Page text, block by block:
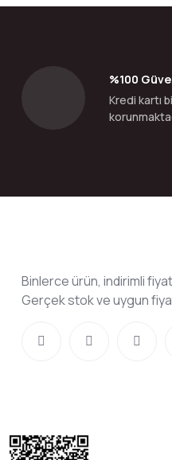
Ürün fiyatı diğer sitelerden
Bu ürüne benzer farklı
%100
Kredi kartı
Binlerce ürün, indirimli
Gerçek stok ve uygun